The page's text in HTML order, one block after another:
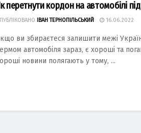
перетнути кордон на автомобілі
ІВАН ТЕРНОПІЛЬСЬКИЙ 16.06.2022
ви збираєтеся залишити межі
автомобіля зараз, є хороші та
новини полягають у тому, ...